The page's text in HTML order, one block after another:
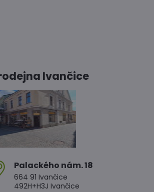
Ivančice
Palackého nám​. 18
664 91 Ivančice
492H+H3J Ivančice